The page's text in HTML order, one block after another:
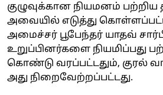
குழுவுக்கான நியமனம்
அவையில் எடுத்து
அமைச்சர் பூபேந்தர் யாதவ்
உறுப்பினர்களை நியமிப்பது
கொண்டு வரப்பட்டதும், குரல்
அது நிறைவேற்றப்பட்டது.